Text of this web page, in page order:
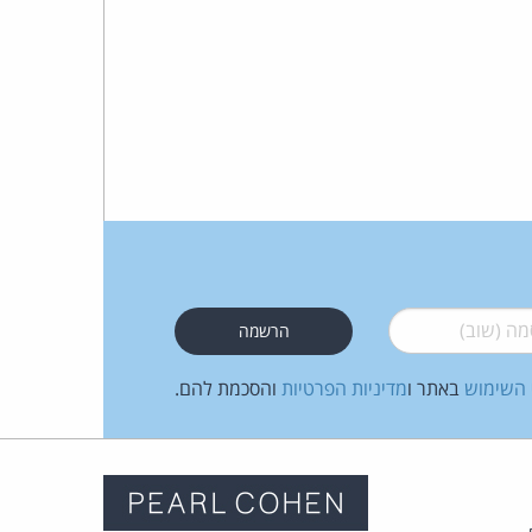
(שוב)*
השימוש באתר ומדיניות הפרטיות והסכמת להם.